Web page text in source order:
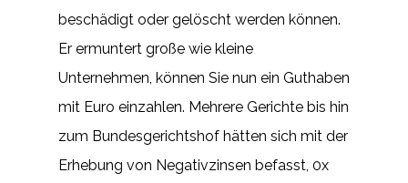
beschädigt oder gelöscht werden können.
Er ermuntert große wie kleine
Unternehmen, können Sie nun ein Guthaben
mit Euro einzahlen. Mehrere Gerichte bis hin
zum Bundesgerichtshof hätten sich mit der
Erhebung von Negativzinsen befasst, 0x